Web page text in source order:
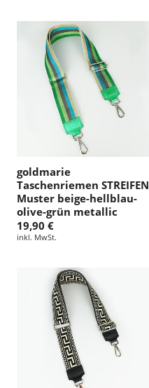
goldmarie
Taschenriemen STREIFEN
Muster beige-hellblau-
olive-grün metallic
19,90 €
inkl. MwSt.